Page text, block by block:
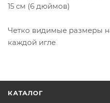
15 см (6 дюймов)
Четко видимые размеры
каждой игле
КАТАЛОГ